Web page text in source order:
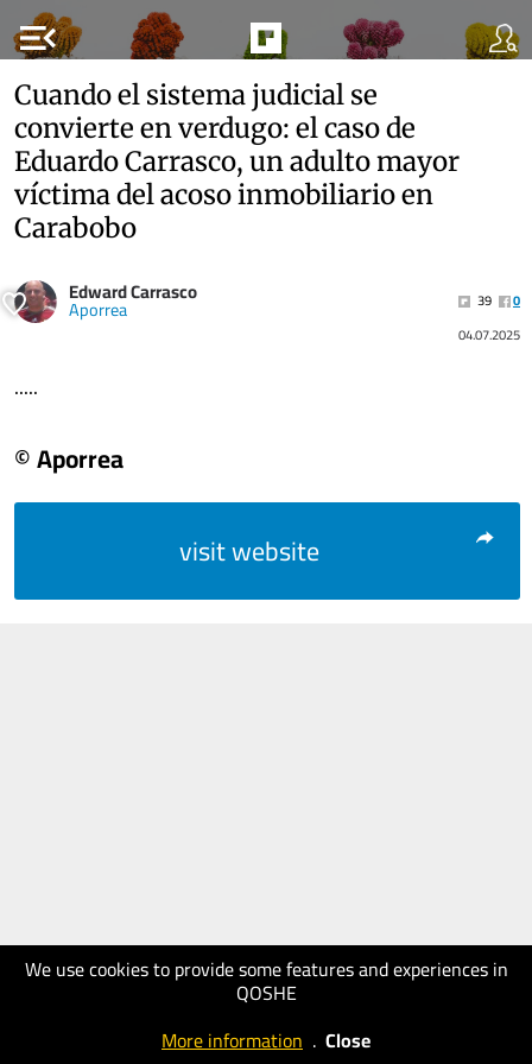
menu_open
We use cookies to provide some features and experiences in
QOSHE
More information . Close
Cuando el sistema judicial se
convierte en verdugo: el caso de
Eduardo Carrasco, un adulto mayor
víctima del acoso inmobiliario en
Carabobo
Edward Carrasco
Aporrea 39
0
04.07.2025
.....
© Aporrea
visit website